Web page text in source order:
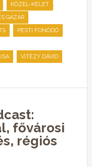
, KÖZEL-KELET ,
GÁZÁR ,
, PESTI FONÓDÓ ,
, VITÉZY DÁVID
fővárosi
régiós